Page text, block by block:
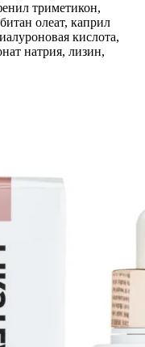
триметикон,
олеат, каприл
кислота,
натрия, лизин,